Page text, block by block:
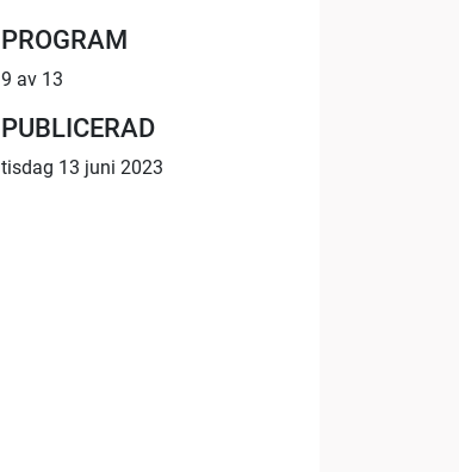
PROGRAM
9 av 13
PUBLICERAD
tisdag 13 juni 2023